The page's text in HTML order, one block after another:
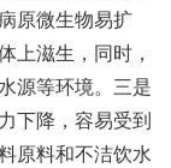
原微生物易扩
上滋生，同时，
源等环境。三是
下降，容易受到
原料和不洁饮水